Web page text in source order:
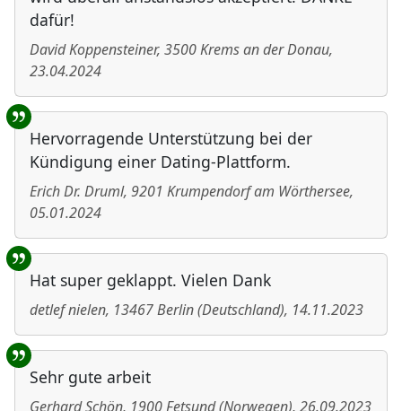
dafür!
David Koppensteiner, 3500Krems an der Donau,
23.04.2024
Hervorragende Unterstützung bei der
Kündigung einer Dating-Plattform.
Erich Dr. Druml, 9201 Krumpendorf am Wörthersee,
05.01.2024
Hat super geklappt. Vielen Dank
detlef nielen, 13467Berlin(Deutschland), 14.11.2023
Sehr gute arbeit
Gerhard Schön, 1900 Fetsund(Norwegen), 26.09.2023